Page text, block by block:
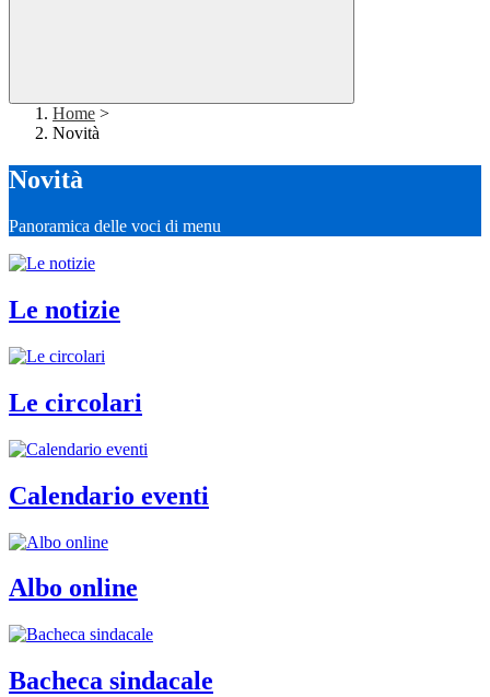
Home >
Novità
Novità
Panoramica delle voci di menu
Le notizie
Le circolari
Calendario eventi
Albo online
Bacheca sindacale